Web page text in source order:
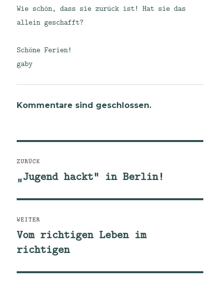
Wie schön, dass sie zurück ist! Hat sie das
allein geschafft?
Schöne Ferien!
gaby
Kommentare sind geschlossen.
ZURÜCK
Vorheriger
„Jugend hackt“ in Berlin!
WEITER
Nächster
Beitrag:
Vom richtigen Leben im
richtigen